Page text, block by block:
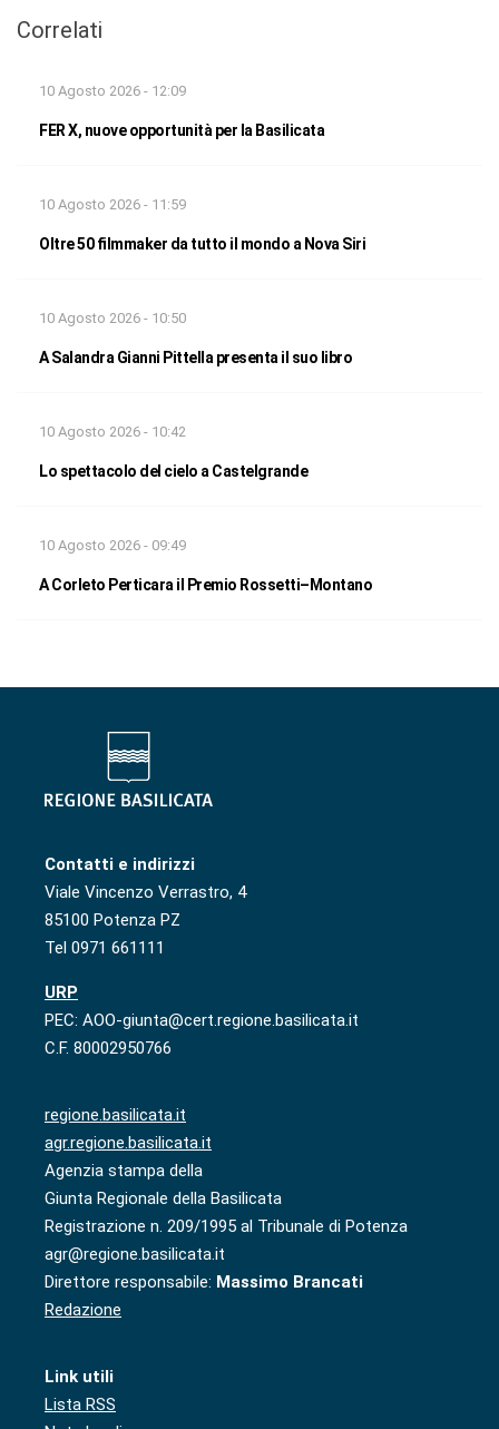
Correlati
10 Agosto 2026 - 12:09
FER X, nuove opportunità per la Basilicata
10 Agosto 2026 - 11:59
Oltre 50 filmmaker da tutto il mondo a Nova Siri
10 Agosto 2026 - 10:50
A Salandra Gianni Pittella presenta il suo libro
10 Agosto 2026 - 10:42
Lo spettacolo del cielo a Castelgrande
10 Agosto 2026 - 09:49
A Corleto Perticara il Premio Rossetti–Montano
Contatti e indirizzi
Viale Vincenzo Verrastro, 4
85100 Potenza PZ
Tel 0971 661111
URP
PEC: AOO-giunta@cert.regione.basilicata.it
C.F. 80002950766
regione.basilicata.it
agr.regione.basilicata.it
Agenzia stampa della
Giunta Regionale della Basilicata
Registrazione n. 209/1995 al Tribunale di Potenza
agr@regione.basilicata.it
Direttore responsabile: Massimo Brancati
Redazione
Link utili
Lista RSS